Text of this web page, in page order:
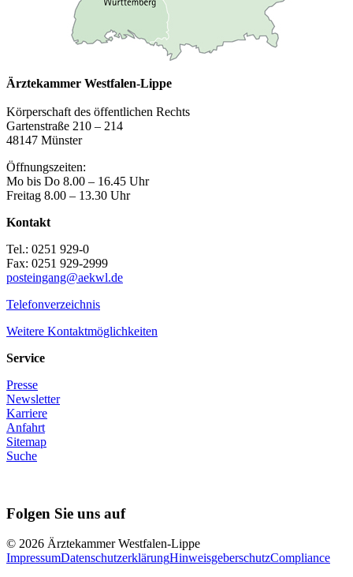
Ärztekammer Westfalen-Lippe
Körperschaft des öffentlichen Rechts
Gartenstraße 210 – 214
48147 Münster
Öffnungszeiten:
Mo bis Do 8.00 – 16.45 Uhr
Freitag 8.00 – 13.30 Uhr
Kontakt
Tel.: 0251 929-0
Fax: 0251 929-2999
posteingang@aekwl.de
Telefonverzeichnis
Weitere Kontaktmöglichkeiten
Service
Presse
Newsletter
Karriere
Anfahrt
Sitemap
Suche
Folgen Sie uns auf
© 2026 Ärztekammer Westfalen-Lippe
ImpressumDatenschutzerklärungHinweisgeberschutzCompliance